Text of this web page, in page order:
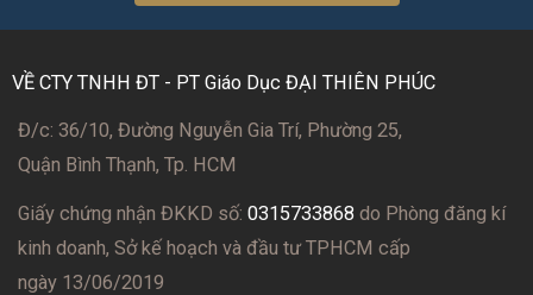
VỀ CTY TNHH ĐT - PT Giáo Dục ĐẠI THIÊN PHÚC
Đ/c: 36/10, Đường Nguyễn Gia Trí, Phường 25,
Quận Bình Thạnh, Tp. HCM
Giấy chứng nhận ĐKKD số: 0315733868 do Phòng đăng kí
kinh doanh, Sở kế hoạch và đầu tư TPHCM cấp
ngày 13/06/2019